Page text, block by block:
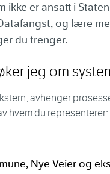
ikke er ansatt i
og lære
du trenger.
jeg om
avhenger
hvem du representerer:
Nye Veier og